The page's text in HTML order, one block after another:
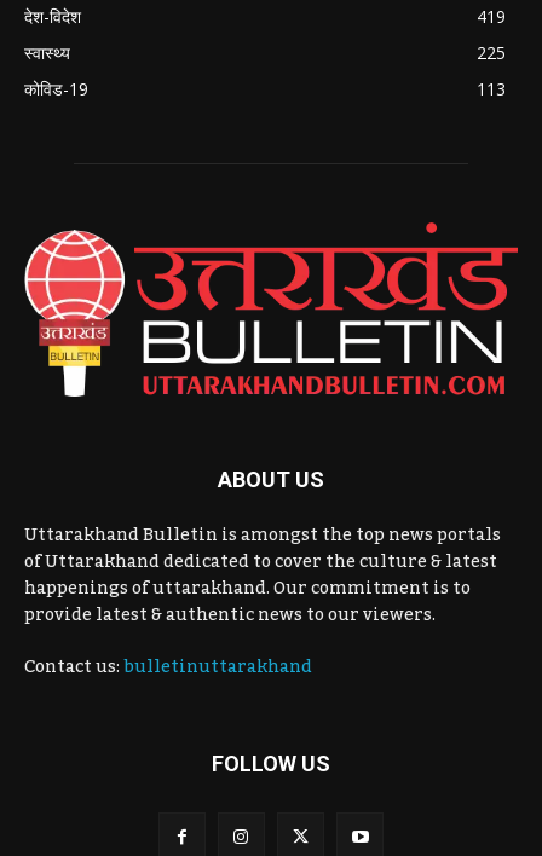
देश-विदेश
419
स्वास्थ्य
225
कोविड-19
113
ABOUT US
Uttarakhand Bulletin is amongst the top news portals
of Uttarakhand dedicated to cover the culture & latest
happenings of uttarakhand. Our commitment is to
provide latest & authentic news to our viewers.
Contact us:bulletinuttarakhand
FOLLOW US